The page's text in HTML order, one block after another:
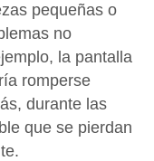
pequeñas o
no
la pantalla
romperse
durante las
que se pierdan